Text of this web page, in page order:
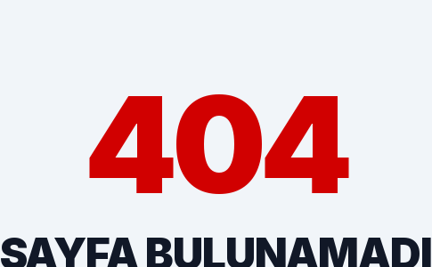
404
SAYFA BULUNAMADI